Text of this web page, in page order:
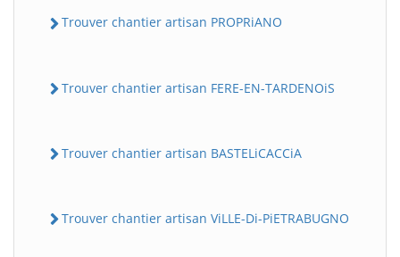
Trouver chantier artisan PROPRiANO
Trouver chantier artisan FERE-EN-TARDENOiS
Trouver chantier artisan BASTELiCACCiA
Trouver chantier artisan ViLLE-Di-PiETRABUGNO